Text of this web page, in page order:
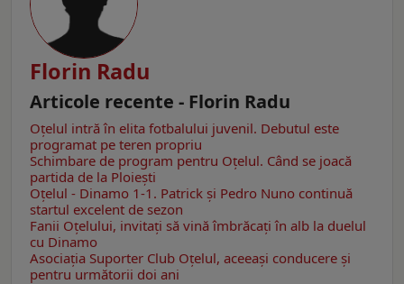
Florin Radu
Articole recente - Florin Radu
Oțelul intră în elita fotbalului juvenil. Debutul este
programat pe teren propriu
Schimbare de program pentru Oțelul. Când se joacă
partida de la Ploiești
Oțelul - Dinamo 1-1. Patrick și Pedro Nuno continuă
startul excelent de sezon
Fanii Oțelului, invitați să vină îmbrăcați în alb la duelul
cu Dinamo
Asociația Suporter Club Oțelul, aceeași conducere și
pentru următorii doi ani